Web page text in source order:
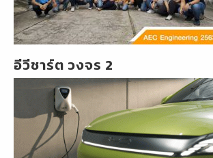
อีวีชาร์ต วงจร 2